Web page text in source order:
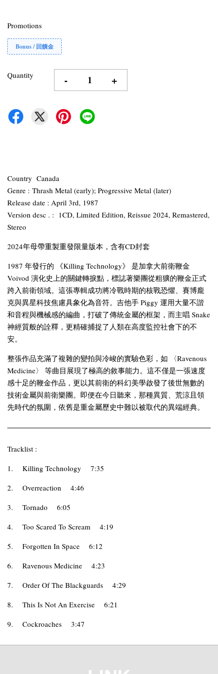
Promotions
Bonus / 回饋金
Quantity - +
Country Canada
Genre : Thrash Metal (early); Progressive Metal (later)
Release date : April 3rd, 1987
Version desc . : 1CD, Limited Edition, Reissue 2024, Remastered,
Stereo
2024年母帶重製重發限量版本，含有CD封套
1987 年發行的 《Killing Technology》 是加拿大前衛鞭金
Voivod 演化史上的關鍵轉捩點，標誌著樂團從粗獷的鞭金正式
跨入前衛領域。這張專輯成功將冷戰時期的核戰恐懼、賽博龐
克與異星科技焦慮具象化為音符。吉他手 Piggy 運用大量不諧
和音程與機械感的編曲，打破了傳統金屬的框架，而主唱 Snake
神經質般的詮釋，更精確捕捉了人類在高度監控社會下的不
安。
整張作品充滿了複雜的變拍與冷峻的實驗色彩，如 〈Ravenous
Medicine〉 等曲目展現了極高的敘事能力。這不僅是一張速度
感十足的鞭金作品，更以其前衛的科幻美學啟發了後世無數的
技術金屬與前衛樂團。即便在今日聽來，那種異質、荒涼且領
先時代的氛圍，依舊是重金屬歷史中難以被取代的異端經典。
Tracklist :
1.
Killing Technology
7:35
2.
Overreaction
4:46
3.
Tornado
6:05
4.
Too Scared To Scream
4:19
5.
Forgotten In Space
6:12
6.
Ravenous Medicine
4:23
7.
Order Of The Blackguards
4:29
8.
This Is Not An Exercise
6:21
9.
Cockroaches 3:47